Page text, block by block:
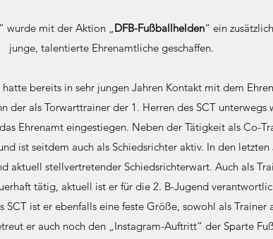
wurde mit der Aktion „DFB-Fußballhelden“ ein
junge, talentierte Ehrenamtliche geschaffen.
bereits in sehr jungen Jahren Kontakt mit dem
der als Torwarttrainer der 1. Herren des SCT unterwegs
Ehrenamt eingestiegen. Neben der Tätigkeit als Co-
ist seitdem auch als Schiedsrichter aktiv. In den
aktuell stellvertretender Schiedsrichterwart. Auch als
tätig, aktuell ist er für die 2. B-Jugend
ist er ebenfalls eine feste Größe, sowohl als Trainer
er auch noch den „Instagram-Auftritt“ der Sparte